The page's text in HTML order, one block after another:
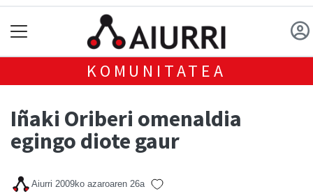
KOMUNITATEA
Iñaki Oriberi omenaldia
egingo diote gaur
Aiurri 2009ko azaroaren 26a